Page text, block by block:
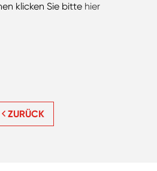
klicken Sie bitte hier
ZURÜCK